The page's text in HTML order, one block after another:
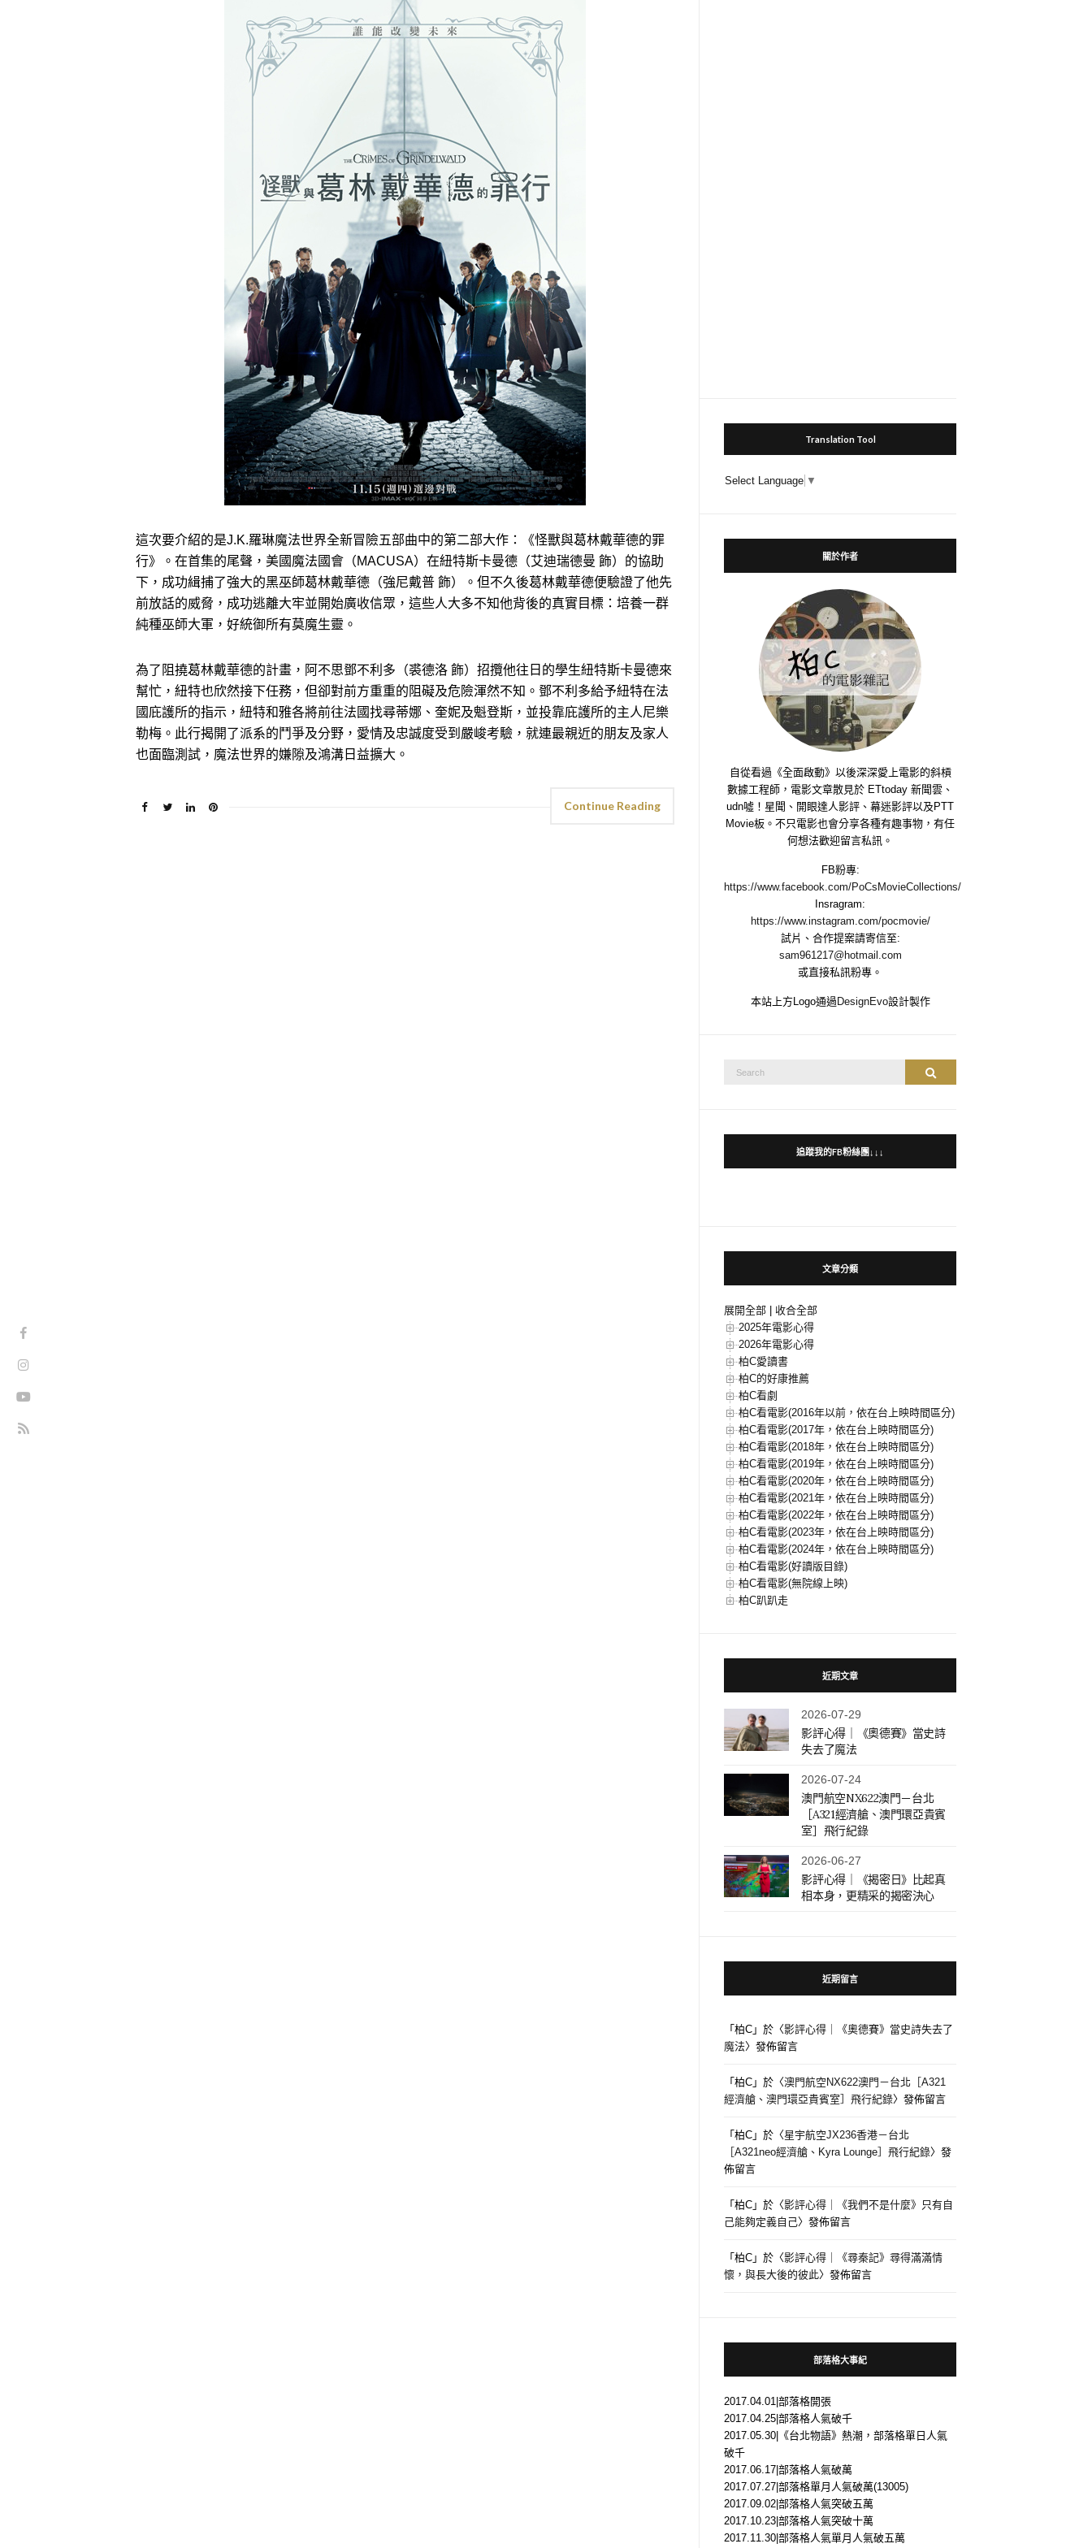
這次要介紹的是J.K.羅琳魔法世界全新冒險五部曲中的第二部大作：《怪獸與葛林戴華德的罪
行》。在首集的尾聲，美國魔法國會（MACUSA）在紐特斯卡曼德（艾迪瑞德曼 飾）的協助
下，成功緝捕了強大的黑巫師葛林戴華德（強尼戴普 飾）。但不久後葛林戴華德便驗證了他先
前放話的威脅，成功逃離大牢並開始廣收信眾，這些人大多不知他背後的真實目標：培養一群
純種巫師大軍，好統御所有莫魔生靈。
為了阻撓葛林戴華德的計畫，阿不思鄧不利多（裘德洛 飾）招攬他往日的學生紐特斯卡曼德來
幫忙，紐特也欣然接下任務，但卻對前方重重的阻礙及危險渾然不知。鄧不利多給予紐特在法
國庇護所的指示，紐特和雅各將前往法國找尋蒂娜、奎妮及魁登斯，並投靠庇護所的主人尼樂
勒梅。此行揭開了派系的鬥爭及分野，愛情及忠誠度受到嚴峻考驗，就連最親近的朋友及家人
也面臨測試，魔法世界的嫌隙及鴻溝日益擴大。
Continue Reading
Translation Tool
Select Language ▼
關於作者
自從看過《全面啟動》以後深深愛上電影的斜槓
數據工程師，電影文章散見於 ETtoday 新聞雲、
udn噓！星聞、開眼達人影評、幕迷影評以及PTT
Movie板。不只電影也會分享各種有趣事物，有任
何想法歡迎留言私訊。
FB粉專:
https://www.facebook.com/PoCsMovieCollections/
Insragram:
https://www.instagram.com/pocmovie/
試片、合作提案請寄信至:
sam961217@hotmail.com
或直接私訊粉專。
本站上方Logo通過 DesignEvo設計製作
Search
Search
追蹤我的FB粉絲團↓↓↓
文章分類
展開全部
收合全部
2025年電影心得
2026年電影心得
柏C愛讀書
柏C的好康推薦
柏C看劇
柏C看電影(2016年以前，依在台上映時間區分)
柏C看電影(2017年，依在台上映時間區分)
柏C看電影(2018年，依在台上映時間區分)
柏C看電影(2019年，依在台上映時間區分)
柏C看電影(2020年，依在台上映時間區分)
柏C看電影(2021年，依在台上映時間區分)
柏C看電影(2022年，依在台上映時間區分)
柏C看電影(2023年，依在台上映時間區分)
柏C看電影(2024年，依在台上映時間區分)
柏C看電影(好讀版目錄)
柏C看電影(無院線上映)
柏C趴趴走
近期文章
2026-07-29
影評心得｜《奧德賽》當史詩
失去了魔法
2026-07-24
澳門航空NX622澳門－台北
［A321經濟艙、澳門環亞貴賓
室］飛行紀錄
2026-06-27
影評心得｜《揭密日》比起真
相本身，更精采的揭密決心
近期留言
「柏C 」於〈影評心得｜《奧德賽》當史詩失去了
魔法〉發佈留言
「柏C 」於〈澳門航空NX622澳門－台北［A321
經濟艙、澳門環亞貴賓室］飛行紀錄〉發佈留言
「柏C 」於〈星宇航空JX236香港－台北
［A321neo經濟艙、Kyra Lounge］飛行紀錄〉發
佈留言
「柏C 」於〈影評心得｜《我們不是什麼》只有自
己能夠定義自己〉發佈留言
「柏C 」於〈影評心得｜《尋秦記》尋得滿滿情
懷，與長大後的彼此〉發佈留言
部落格大事紀
2017.04.01|部落格開張
2017.04.25|部落格人氣破千
2017.05.30|《台北物語》熱潮，部落格單日人氣
破千
2017.06.17|部落格人氣破萬
2017.07.27|部落格單月人氣破萬(13005)
2017.09.02|部落格人氣突破五萬
2017.10.23|部落格人氣突破十萬
2017.11.30|部落格人氣單月人氣破五萬